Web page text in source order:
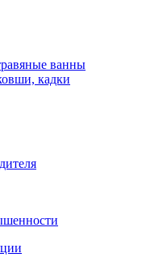
ванны
кадки